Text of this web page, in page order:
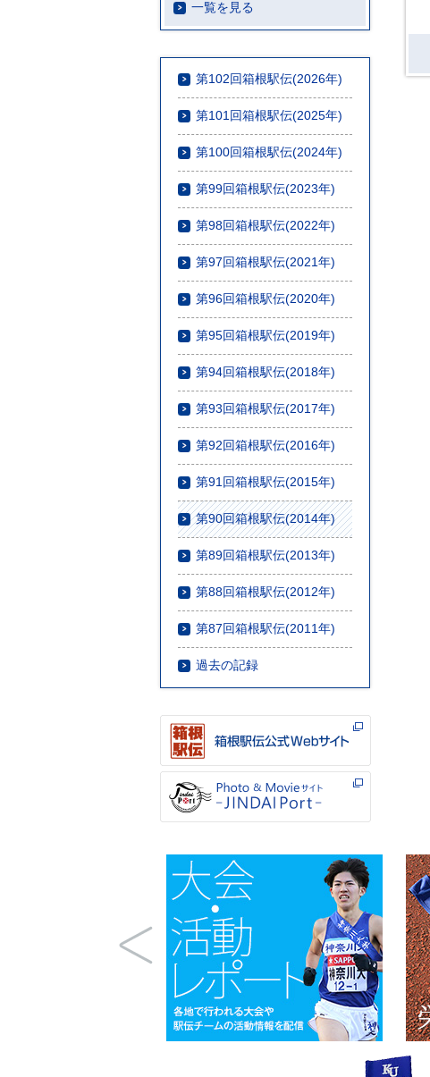
一覧を見る
第102回箱根駅伝(2026年)
第101回箱根駅伝(2025年)
第100回箱根駅伝(2024年)
第99回箱根駅伝(2023年)
第98回箱根駅伝(2022年)
第97回箱根駅伝(2021年)
第96回箱根駅伝(2020年)
第95回箱根駅伝(2019年)
第94回箱根駅伝(2018年)
第93回箱根駅伝(2017年)
第92回箱根駅伝(2016年)
第91回箱根駅伝(2015年)
第90回箱根駅伝(2014年)
第89回箱根駅伝(2013年)
第88回箱根駅伝(2012年)
第87回箱根駅伝(2011年)
過去の記録